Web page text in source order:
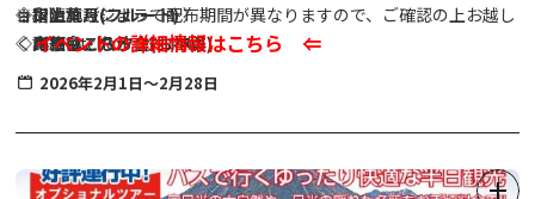
和晴れ（ジェラート）
m's kitchen（タコス）
日光つぼ焼き芋（焼き芋）
●体験ブース（予定）
手裏剣道場
◇川上葉月(フルート)
◇鬼祭會・八汐会(お神輿)
◇YOSHI(大道芸)
※宿泊施設によって配布期間が異なりますので、ご確認の上お越し
ください。
◆ ミニ鬼面は、『鬼』だらけ事業にも参加いただけます。(ご提示
ョン》
詳細はこちら★
《湯西川温泉かまくらまつり》
実施内容：沢口河川敷会場でのミニかまくら点灯
イベントの詳細情報はこちら ⇐
2026年2月1日～2月28日